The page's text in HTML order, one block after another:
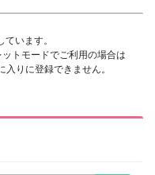
ています。
トモードでご利用の場合は
りに登録できません。